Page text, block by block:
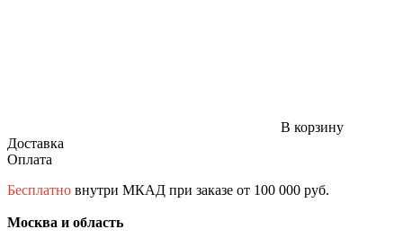
В корзину
Доставка
Оплата
Бесплатно внутри МКАД при заказе от 100 000 руб.
Москва и область